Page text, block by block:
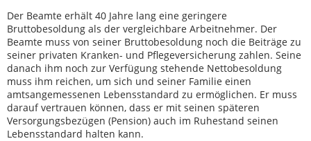
Der Beamte erhält 40 Jahre lang eine geringere
Bruttobesoldung als der vergleichbare Arbeitnehmer. Der
Beamte muss von seiner Bruttobesoldung noch die Beiträge zu
seiner privaten Kranken- und Pflegeversicherung zahlen. Seine
danach ihm noch zur Verfügung stehende Nettobesoldung
muss ihm reichen, um sich und seiner Familie einen
amtsangemessenen Lebensstandard zu ermöglichen. Er muss
darauf vertrauen können, dass er mit seinen späteren
Versorgungsbezügen (Pension) auch im Ruhestand seinen
Lebensstandard halten kann.